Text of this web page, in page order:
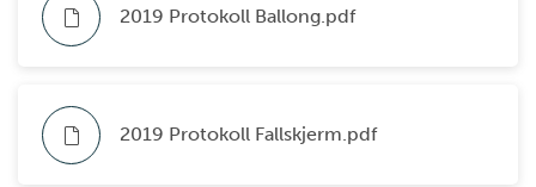
2019 Protokoll Ballong.pdf
2019 Protokoll Fallskjerm.pdf